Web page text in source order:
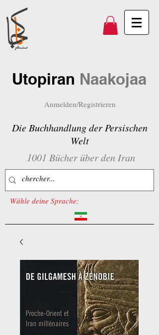
Utopiran Naakojaa
Anmelden/Registrieren
Die Buchhandlung der Persischen
Welt
1001 Bücher über den Iran
Wähle deine Sprache: